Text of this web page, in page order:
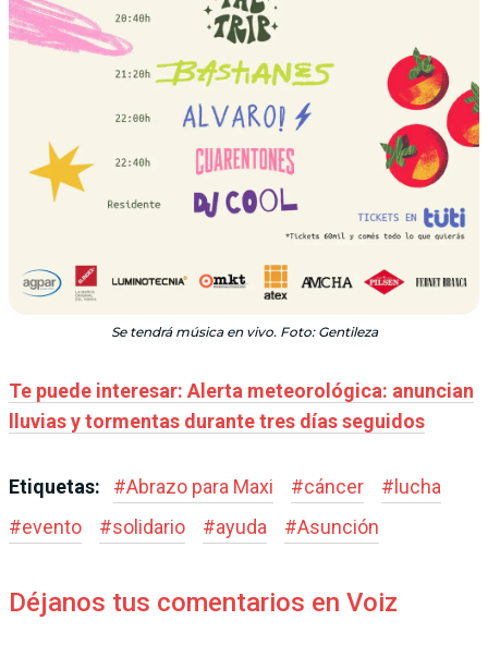
Se tendrá música en vivo. Foto: Gentileza
Te puede interesar: Alerta meteorológica: anuncian
lluvias y tormentas durante tres días seguidos
Etiquetas: #Abrazo para Maxi #cáncer #lucha
#evento #solidario #ayuda #Asunción
Déjanos tus comentarios en Voiz